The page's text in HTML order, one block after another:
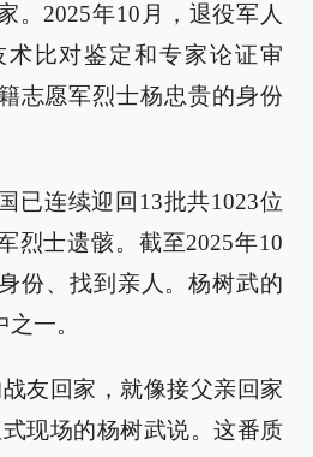
。2025年10月，退役军人
比对鉴定和专家论证审
志愿军烈士杨忠贵的身份
已连续迎回13批共1023位
烈士遗骸。截至2025年10
份、找到亲人。杨树武的
一。
友回家，就像接父亲回家
现场的杨树武说。这番质